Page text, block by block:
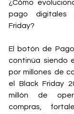
¿Cómo
pago digitales
Friday?
El botón de
continúa siendo
por millones de
el Black Friday
millón de
compras,